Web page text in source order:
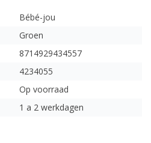
Bébé-jou
Groen
8714929434557
4234055
Op voorraad
1 a 2 werkdagen